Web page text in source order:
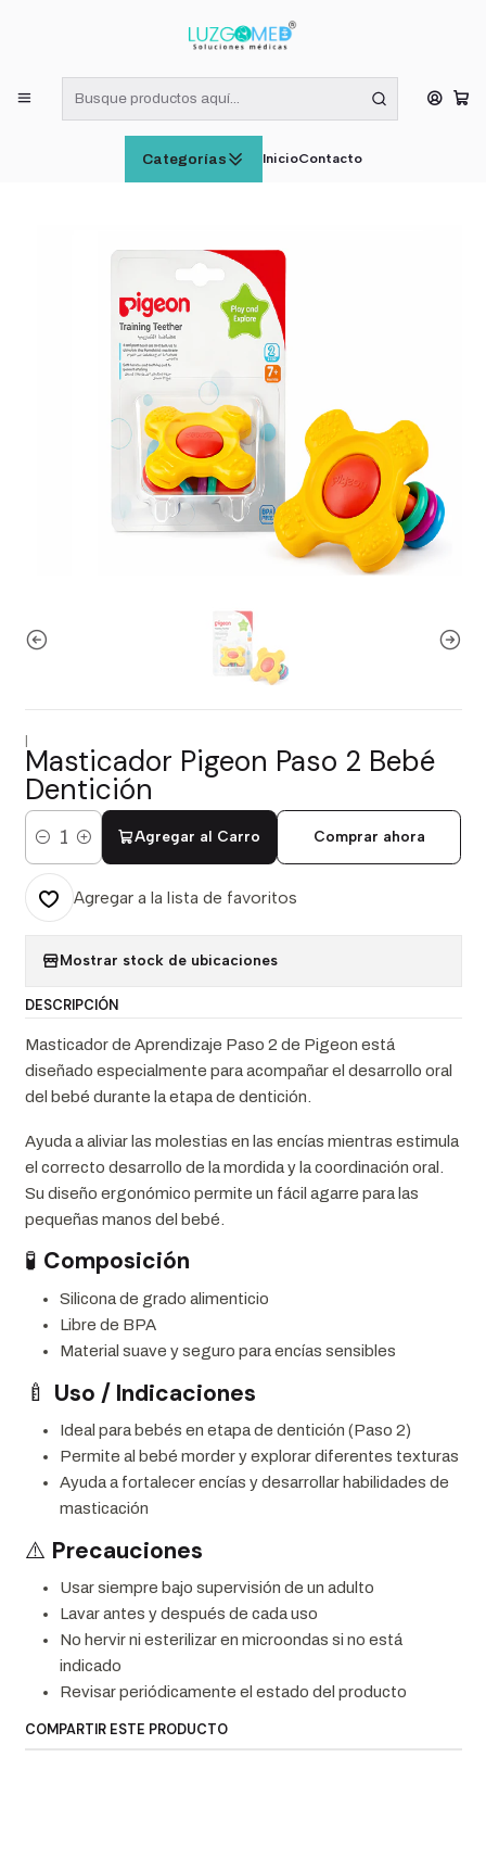
Categorías InicioContacto
¡RECIBE HOY! COMPRAS DE LUNES A VIERNES HASTA LAS 16:00
Inicio
CUIDADO E HIGIENE INFANTIL
Masticador Pigeon Paso 2 Bebé Dentición
Masticador Pigeon Paso 2 Bebé
Dentición
Cantidad
Agregar al Carro Comprar ahora
Agregar a la lista de favoritos
Mostrar stock de ubicaciones
DESCRIPCIÓN
Masticador de Aprendizaje Paso 2 de Pigeon está
diseñado especialmente para acompañar el desarrollo oral
del bebé durante la etapa de dentición.
Ayuda a aliviar las molestias en las encías mientras estimula
el correcto desarrollo de la mordida y la coordinación oral.
Su diseño ergonómico permite un fácil agarre para las
pequeñas manos del bebé.
🧪 Composición
Silicona de grado alimenticio
Libre de BPA
Material suave y seguro para encías sensibles
🍼 Uso / Indicaciones
Ideal para bebés en etapa de dentición (Paso 2)
Permite al bebé morder y explorar diferentes texturas
Ayuda a fortalecer encías y desarrollar habilidades de
masticación
⚠️ Precauciones
Usar siempre bajo supervisión de un adulto
Lavar antes y después de cada uso
No hervir ni esterilizar en microondas si no está
indicado
Revisar periódicamente el estado del producto
COMPARTIR ESTE PRODUCTO